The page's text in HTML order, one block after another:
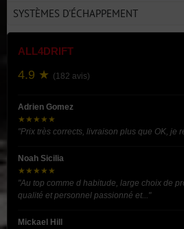
SYSTÈMES D'ÉCHAPPEMENT
ALL4DRIFT
4.9 ★ (182 avis)
Adrien Gomez
★★★★★
"Prix très corrects, livraison plus que OK, je
Noah Sicilia
★★★★★
"Au top comme d habitude, large choix de
qualité et personnel passionné et..."
Mickael Hill